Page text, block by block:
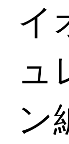
イ
ュ
ン